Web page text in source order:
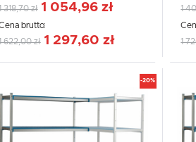
318,70 zł 1 054,96 zł
brutto:
622,00 zł 1 297,60 zł
1
1
-20%